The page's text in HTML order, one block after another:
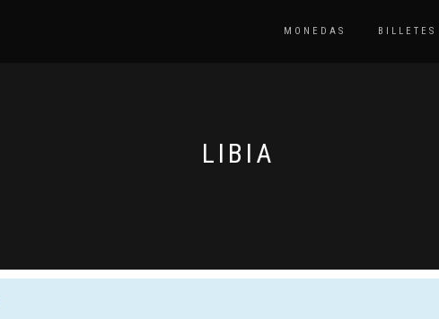
MONEDAS BILLETES
LIBIA